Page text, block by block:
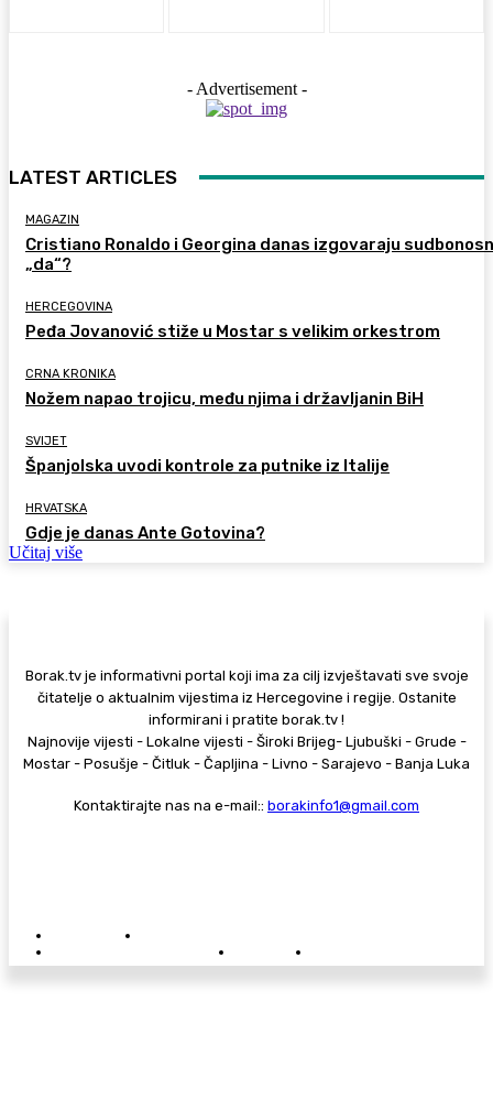
- Advertisement -
LATEST ARTICLES
MAGAZIN
Cristiano Ronaldo i Georgina danas izgovaraju
„da“?
HERCEGOVINA
Peđa Jovanović stiže u Mostar s velikim orkestrom
CRNA KRONIKA
Nožem napao trojicu, među njima i državljanin BiH
SVIJET
Španjolska uvodi kontrole za putnike iz Italije
HRVATSKA
Gdje je danas Ante Gotovina?
Učitaj više
Borak.tv je informativni portal koji ima za cilj izvještavati sve svoje
čitatelje o aktualnim vijestima iz Hercegovine i regije. Ostanite
informirani i pratite borak.tv !
Najnovije vijesti - Lokalne vijesti - Široki Brijeg- Ljubuški - Grude -
Mostar - Posušje - Čitluk - Čapljina - Livno - Sarajevo - Banja Luka
Kontaktirajte nas na e-mail:: borakinfo1@gmail.com